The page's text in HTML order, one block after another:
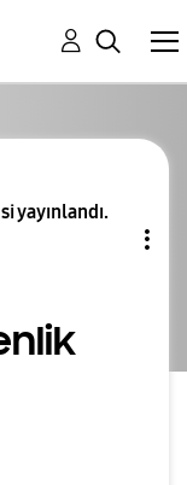
yayınlandı.